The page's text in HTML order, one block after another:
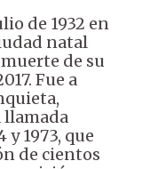
de 1932 en
natal
de su
Fue a
llamada
1973, que
de cientos